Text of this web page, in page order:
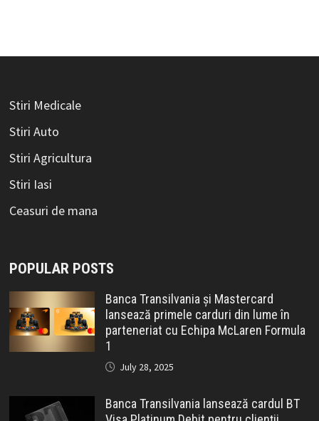
Stiri Medicale
Stiri Auto
Stiri Agricultura
Stiri Iasi
Ceasuri de mana
POPULAR POSTS
Banca Transilvania și Mastercard
lansează primele carduri din lume în
parteneriat cu Echipa McLaren Formula
1
July 28, 2025
Banca Transilvania lansează cardul BT